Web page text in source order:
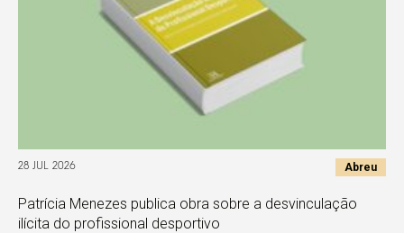
28 JUL 2026 Abreu
Patrícia Menezes publica obra sobre a desvinculação
ilícita do profissional desportivo